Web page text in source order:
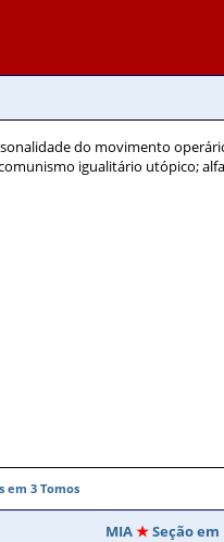
do movimento
igualitário utópico;
em 3 Tomos
MIA Seção